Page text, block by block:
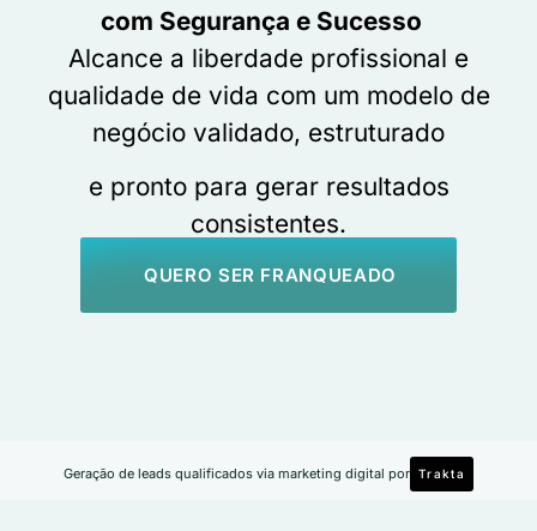
com Segurança e Sucesso
Alcance a liberdade profissional e
qualidade de vida com um modelo de
negócio validado, estruturado
e pronto para gerar resultados
consistentes.
QUERO SER FRANQUEADO
Geração de leads qualificados via marketing digital por Trakta